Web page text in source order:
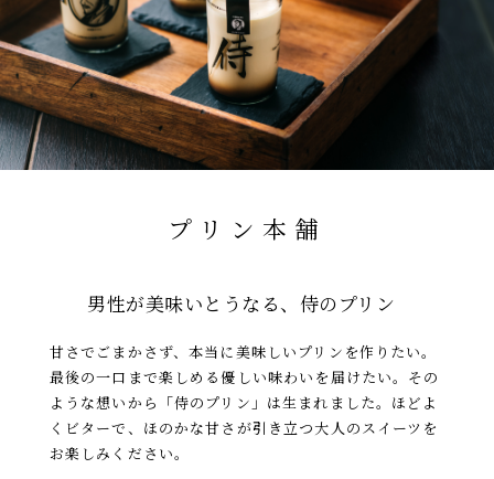
プリン本舗
男性が美味いとうなる、侍のプリン
甘さでごまかさず、本当に美味しいプリンを作りたい。
最後の一口まで楽しめる優しい味わいを届けたい。 その
ような想いから「侍のプリン」は生まれました。 ほどよ
くビターで、ほのかな甘さが引き立つ大人のスイーツを
お楽しみください。